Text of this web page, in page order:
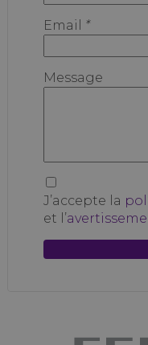
Email *
Message
J’accepte la
et l’